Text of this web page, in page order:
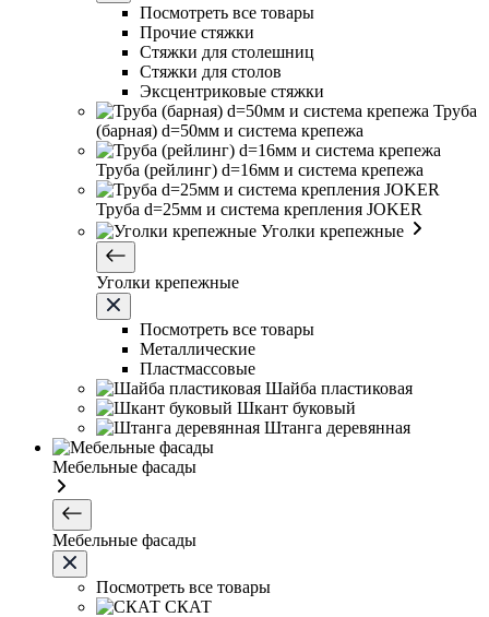
Посмотреть все товары
Прочие стяжки
Стяжки для столешниц
Стяжки для столов
Эксцентриковые стяжки
Труба
(барная) d=50мм и система крепежа
Труба (рейлинг) d=16мм и система крепежа
Труба d=25мм и система крепления JOKER
Уголки крепежные
Уголки крепежные
Посмотреть все товары
Металлические
Пластмассовые
Шайба пластиковая
Шкант буковый
Штанга деревянная
Мебельные фасады
Мебельные фасады
Посмотреть все товары
СКАТ